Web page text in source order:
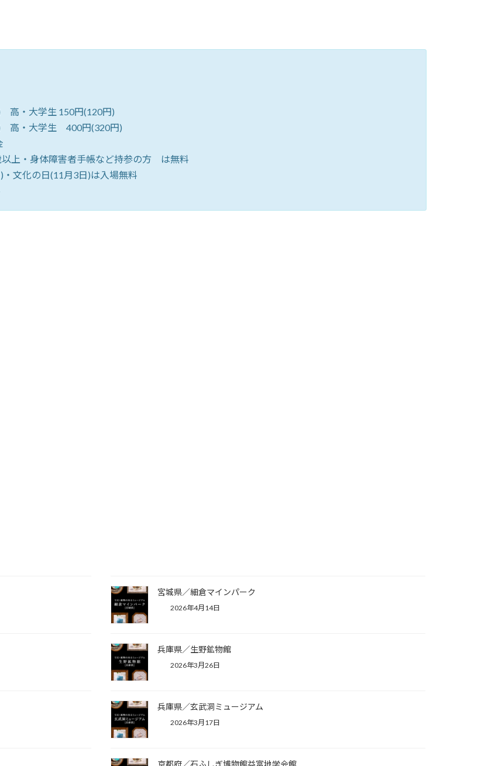
大学生 150円(120円)
・大学生 400円(320円)
障害者手帳など持参の方 は無料
(11月3日)は入場無料
宮城県／細倉マインパーク
2026年4月14日
兵庫県／生野鉱物館
2026年3月26日
兵庫県／玄武洞ミュージアム
2026年3月17日
京都府／石ふしぎ博物館益富地学会館